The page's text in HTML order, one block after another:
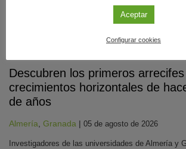
Descubren los primeros
crecimientos horizontales de
de años
Almería, Granada | 05 de agosto de 2026
Investigadores de las universidades de Almería y
Aceptar
Configurar cookies